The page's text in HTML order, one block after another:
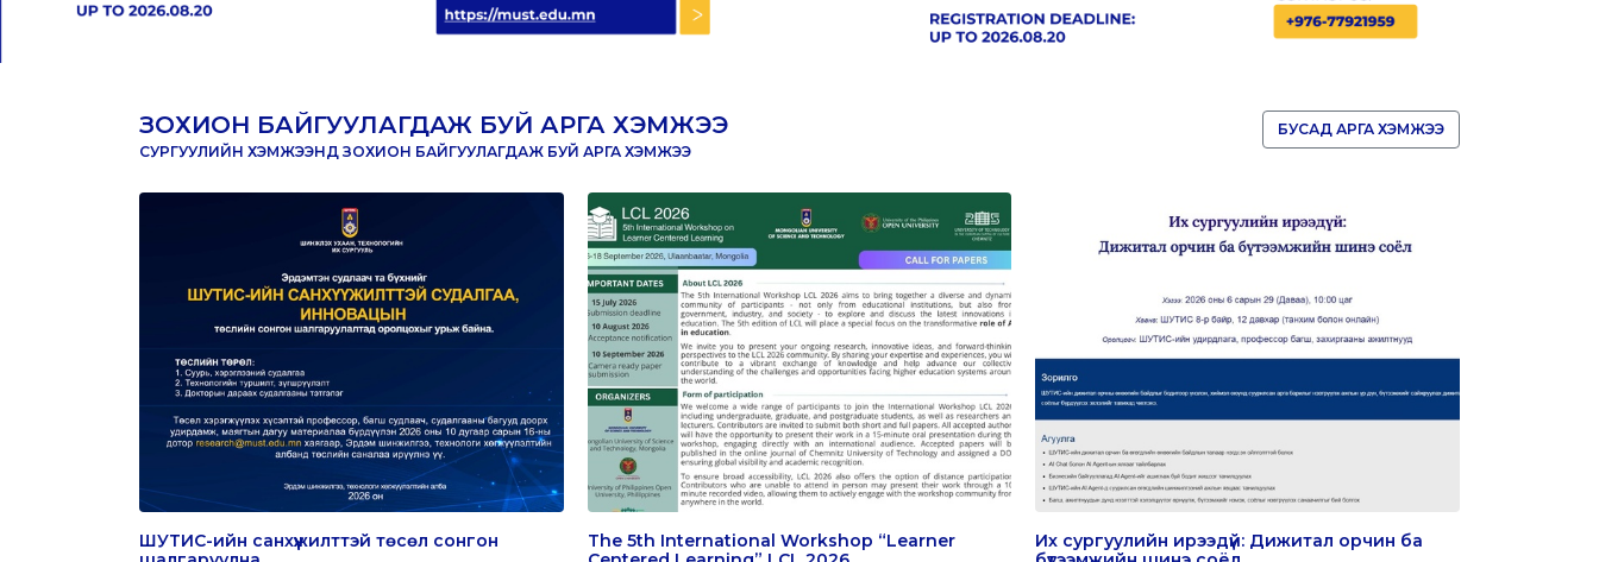
ЗОХИОН БАЙГУУЛАГДАЖ БУЙ АРГА ХЭМЖЭЭ
СУРГУУЛИЙН ХЭМЖЭЭНД ЗОХИОН БАЙГУУЛАГДАЖ БУЙ АРГА ХЭМЖЭЭ
БУСАД АРГА ХЭМЖЭЭ
ШУТИС-ийн санхүүжилттэй төсөл сонгон
The 5th International Workshop “Learner
Их сургуулийн ирээдүй: Дижитал орчин ба